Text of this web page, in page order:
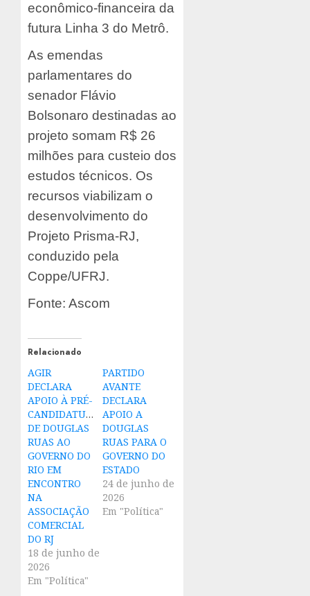
econômico-financeira da
futura Linha 3 do Metrô.
As emendas
parlamentares do
senador Flávio
Bolsonaro destinadas ao
projeto somam R$ 26
milhões para custeio dos
estudos técnicos. Os
recursos viabilizam o
desenvolvimento do
Projeto Prisma-RJ,
conduzido pela
Coppe/UFRJ.
Fonte: Ascom
Relacionado
AGIR
DECLARA
APOIO À PRÉ-
CANDIDATURA
DE DOUGLAS
RUAS AO
GOVERNO DO
RIO EM
ENCONTRO
NA
ASSOCIAÇÃO
COMERCIAL
DO RJ
18 de junho de
2026
Em "Política"
PARTIDO
AVANTE
DECLARA
APOIO A
DOUGLAS
RUAS PARA O
GOVERNO DO
ESTADO
24 de junho de
2026
Em "Política"